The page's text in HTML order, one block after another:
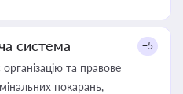
система +5
та правове
покарань,